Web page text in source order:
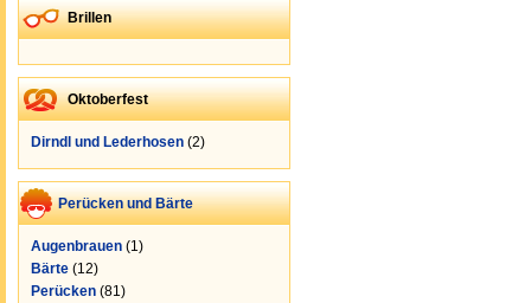
Brillen
Oktoberfest
Dirndl und Lederhosen (2)
Perücken und Bärte
Augenbrauen (1)
Bärte (12)
Perücken (81)